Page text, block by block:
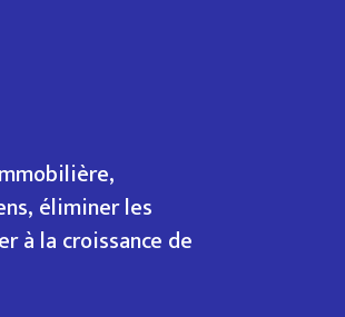
éliminer les
à la croissance de